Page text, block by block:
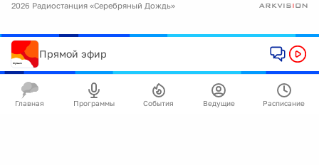
2026 Радиостанция «Серебряный Дождь»
Прямой эфир
Главная Программы События Ведущие Расписание